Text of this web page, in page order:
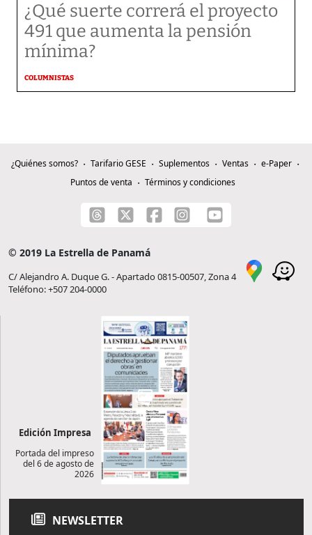
¿Qué suerte correrá el proyecto
491 que aumenta la pensión
mínima?
COLUMNISTAS
¿Quiénes somos? Tarifario GESE Suplementos Ventas
e-Paper
Puntos de venta
Términos y condiciones
© 2019 La Estrella de Panamá
C/ Alejandro A. Duque G. - Apartado 0815-00507, Zona 4
Teléfono: +507 204-0000
Edición Impresa
Portada del impreso
del 6 de agosto de
2026
NEWSLETTER